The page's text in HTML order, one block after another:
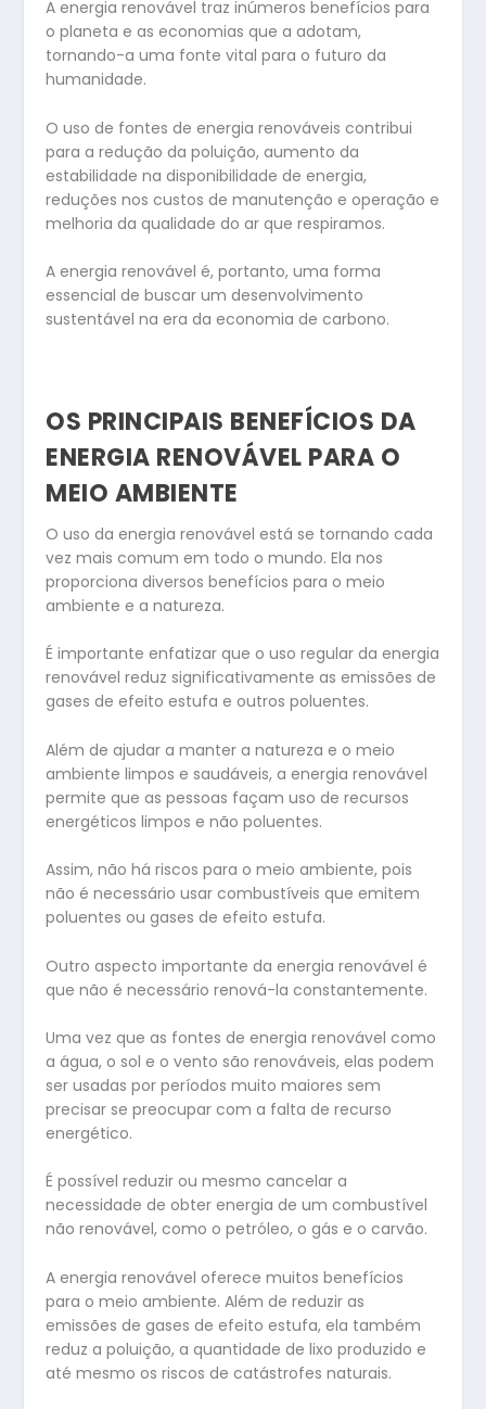
A energia renovável traz inúmeros benefícios para
o planeta e as economias que a adotam,
tornando-a uma fonte vital para o futuro da
humanidade.
O uso de fontes de energia renováveis contribui
para a redução da poluição, aumento da
estabilidade na disponibilidade de energia,
reduções nos custos de manutenção e operação e
melhoria da qualidade do ar que respiramos.
A energia renovável é, portanto, uma forma
essencial de buscar um desenvolvimento
sustentável na era da economia de carbono.
OS PRINCIPAIS BENEFÍCIOS DA
ENERGIA RENOVÁVEL PARA O
MEIO AMBIENTE
O uso da energia renovável está se tornando cada
vez mais comum em todo o mundo. Ela nos
proporciona diversos benefícios para o meio
ambiente e a natureza.
É importante enfatizar que o uso regular da energia
renovável reduz significativamente as emissões de
gases de efeito estufa e outros poluentes.
Além de ajudar a manter a natureza e o meio
ambiente limpos e saudáveis, a energia renovável
permite que as pessoas façam uso de recursos
energéticos limpos e não poluentes.
Assim, não há riscos para o meio ambiente, pois
não é necessário usar combustíveis que emitem
poluentes ou gases de efeito estufa.
Outro aspecto importante da energia renovável é
que não é necessário renová-la constantemente.
Uma vez que as fontes de energia renovável como
a água, o sol e o vento são renováveis, elas podem
ser usadas por períodos muito maiores sem
precisar se preocupar com a falta de recurso
energético.
É possível reduzir ou mesmo cancelar a
necessidade de obter energia de um combustível
não renovável, como o petróleo, o gás e o carvão.
A energia renovável oferece muitos benefícios
para o meio ambiente. Além de reduzir as
emissões de gases de efeito estufa, ela também
reduz a poluição, a quantidade de lixo produzido e
até mesmo os riscos de catástrofes naturais.